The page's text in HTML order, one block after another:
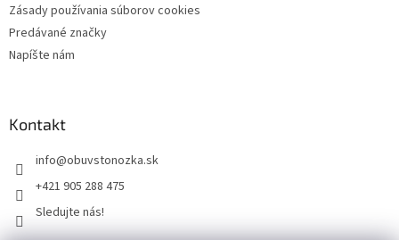
Zásady používania súborov cookies
Predávané značky
Napíšte nám
Kontakt
info@obuvstonozka.sk
+421 905 288 475
Sledujte nás!